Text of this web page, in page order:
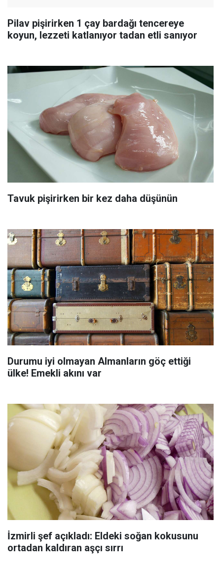
Pilav pişirirken 1 çay bardağı tencereye
koyun, lezzeti katlanıyor tadan etli sanıyor
Tavuk pişirirken bir kez daha düşünün
Durumu iyi olmayan Almanların göç ettiği
ülke! Emekli akını var
İzmirli şef açıkladı: Eldeki soğan kokusunu
ortadan kaldıran aşçı sırrı